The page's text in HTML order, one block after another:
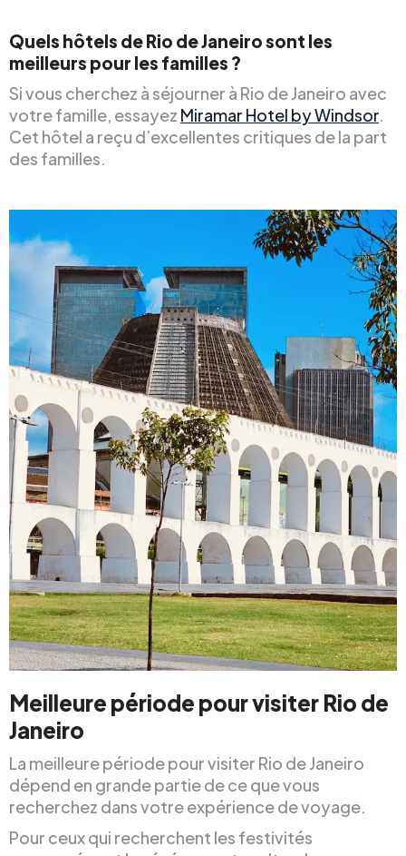
Quels hôtels de Rio de Janeiro sont les
meilleurs pour les familles ?
Si vous cherchez à séjourner à Rio de Janeiro avec
votre famille, essayez Miramar Hotel by Windsor.
Cet hôtel a reçu d’excellentes critiques de la part
des familles.
Meilleure période pour visiter Rio de
Janeiro
La meilleure période pour visiter Rio de Janeiro
dépend en grande partie de ce que vous
recherchez dans votre expérience de voyage.
Pour ceux qui recherchent les festivités